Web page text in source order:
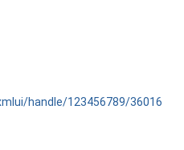
handle/123456789/36016